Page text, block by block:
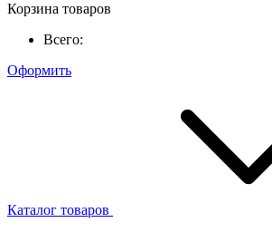
Корзина товаров
Всего:
Оформить
Каталог товаров